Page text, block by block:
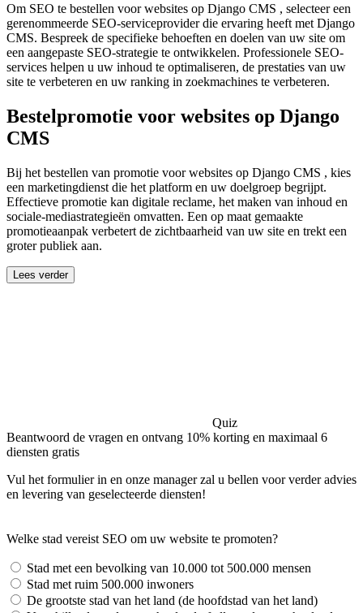
Om SEO te bestellen voor websites op Django CMS , selecteer een
gerenommeerde SEO-serviceprovider die ervaring heeft met Django
CMS. Bespreek de specifieke behoeften en doelen van uw site om
een ​​aangepaste SEO-strategie te ontwikkelen. Professionele SEO-
services helpen u uw inhoud te optimaliseren, de prestaties van uw
site te verbeteren en uw ranking in zoekmachines te verbeteren.
Bestelpromotie voor websites op Django
CMS
Bij het bestellen van promotie voor websites op Django CMS , kies
een marketingdienst die het platform en uw doelgroep begrijpt.
Effectieve promotie kan digitale reclame, het maken van inhoud en
sociale-mediastrategieën omvatten. Een op maat gemaakte
promotieaanpak verbetert de zichtbaarheid van uw site en trekt een
groter publiek aan.
Lees verder
Quiz
Beantwoord de vragen en ontvang 10% korting en maximaal 6
diensten gratis
Vul het formulier in en onze manager zal u bellen voor verder advies
en levering van geselecteerde diensten!
Welke stad vereist SEO om uw website te promoten?
Stad met een bevolking van 10.000 tot 500.000 mensen
Stad met ruim 500.000 inwoners
De grootste stad van het land (de hoofdstad van het land)